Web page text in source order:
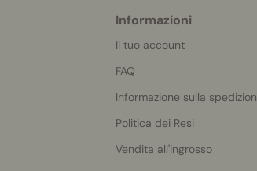
Informazioni
Il tuo account
FAQ
Informazione sulla
Politica dei Resi
Vendita all'ingrosso